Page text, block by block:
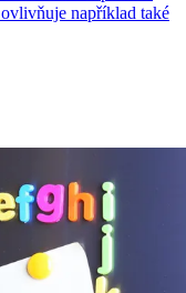
například také